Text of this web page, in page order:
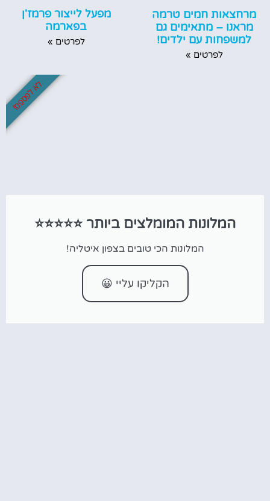
מרחצאות חמים טרמה
מראנו – מתאימים גם
למשפחות עם ילדים!
לפרטים »
מפעל לייצור פרמז'ן
בפארמה
לפרטים »
המלונות המומלצים ביותר ⭐⭐⭐⭐⭐
המלונות הכי טובים בצפון איטליה!
הקליקו עליי 😀
לא לפספס!